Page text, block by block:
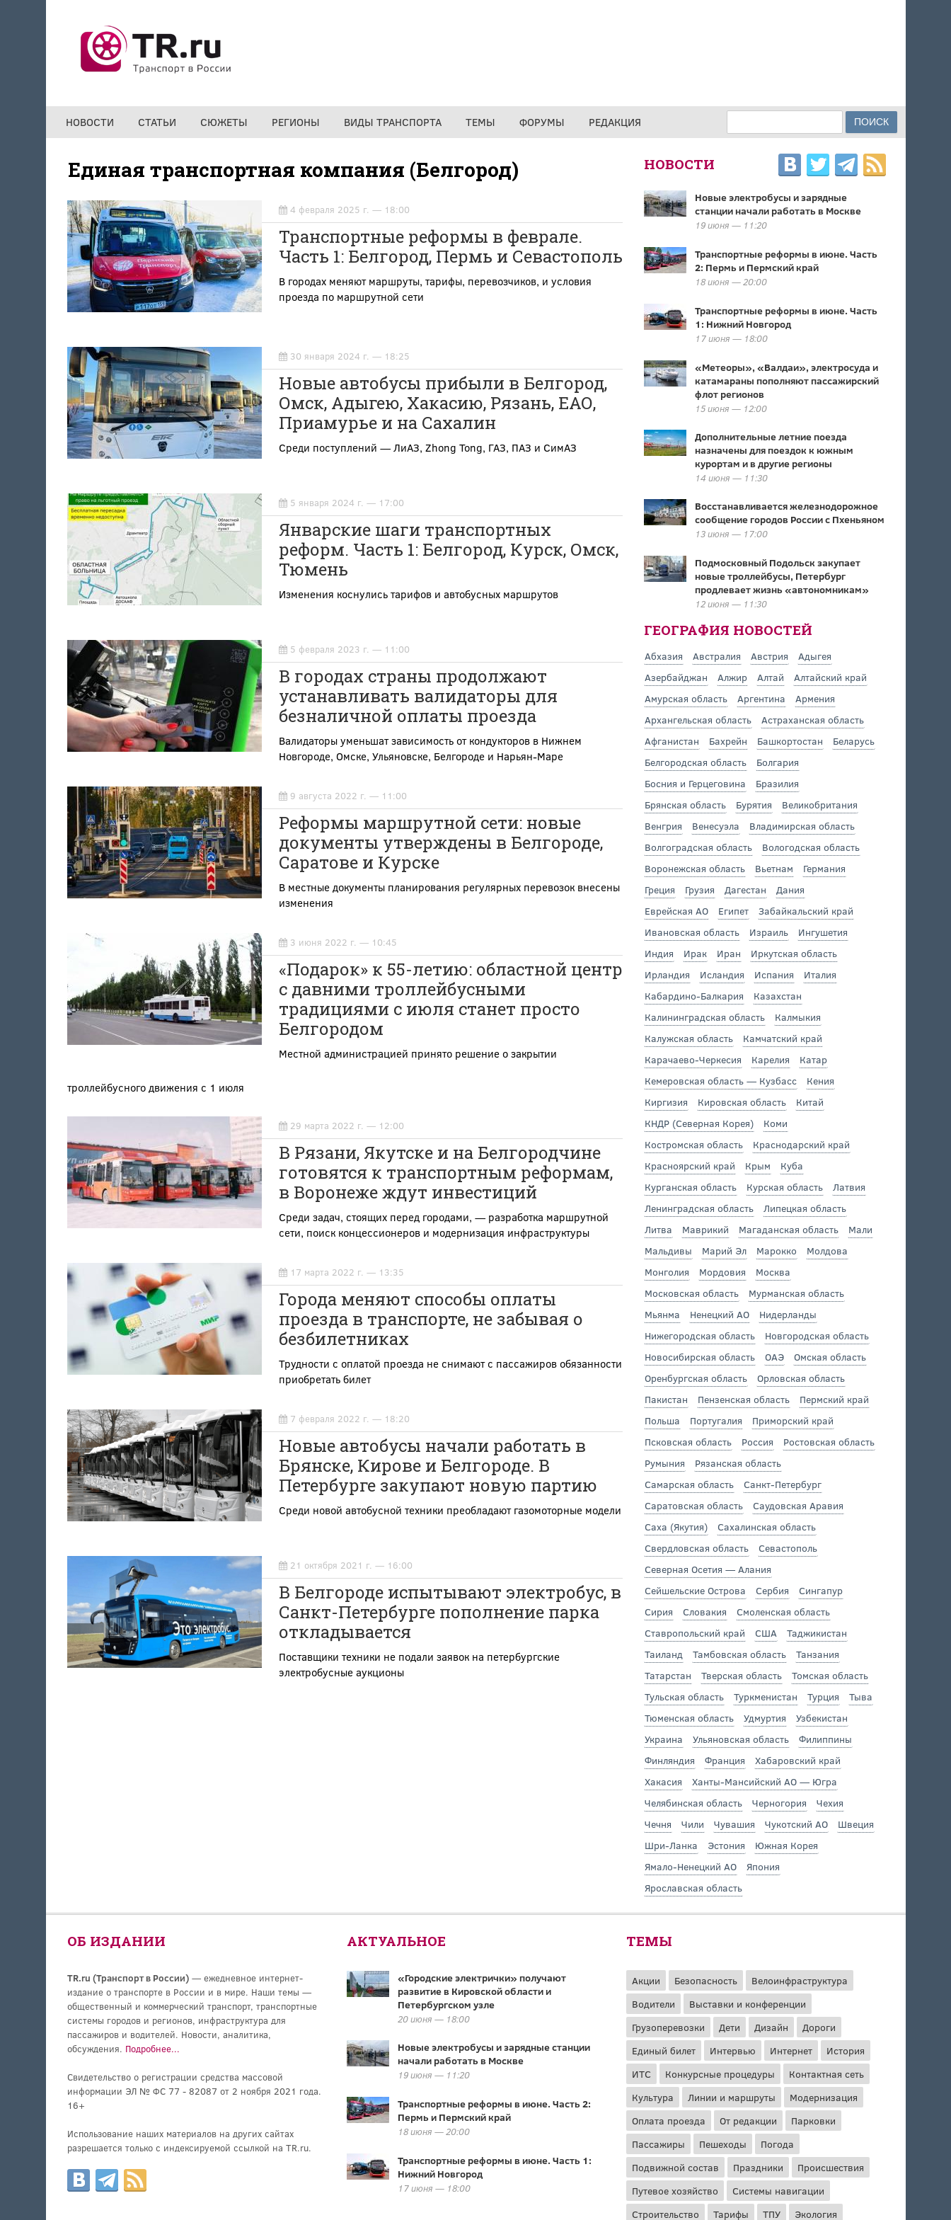
НОВОСТИ СТАТЬИ СЮЖЕТЫ РЕГИОНЫ ВИДЫ ТРАНСПОРТА ТЕМЫ ФОРУМЫ РЕДАКЦИЯ ФОРМА ПОИСКА
Единая транспортная компания (Белгород)
4 февраля 2025 г. — 18:00
Транспортные реформы в феврале.
Часть 1: Белгород, Пермь и Севастополь
В городах меняют маршруты, тарифы, перевозчиков, и условия
проезда по маршрутной сети
30 января 2024 г. — 18:25
Новые автобусы прибыли в Белгород,
Омск, Адыгею, Хакасию, Рязань, ЕАО,
Приамурье и на Сахалин
Среди поступлений — ЛиАЗ, Zhong Tong, ГАЗ, ПАЗ и СимАЗ
5 января 2024 г. — 17:00
Январские шаги транспортных
реформ. Часть 1: Белгород, Курск, Омск,
Тюмень
Изменения коснулись тарифов и автобусных маршрутов
5 февраля 2023 г. — 11:00
В городах страны продолжают
устанавливать валидаторы для
безналичной оплаты проезда
Валидаторы уменьшат зависимость от кондукторов в Нижнем
Новгороде, Омске, Ульяновске, Белгороде и Нарьян-Маре
9 августа 2022 г. — 11:00
Реформы маршрутной сети: новые
документы утверждены в Белгороде,
Саратове и Курске
В местные документы планирования регулярных перевозок внесены
изменения
3 июня 2022 г. — 10:45
«Подарок» к 55-летию: областной центр
с давними троллейбусными
традициями с июля станет просто
Белгородом
Местной администрацией принято решение о закрытии
троллейбусного движения с 1 июля
29 марта 2022 г. — 12:00
В Рязани, Якутске и на Белгородчине
готовятся к транспортным реформам,
в Воронеже ждут инвестиций
Среди задач, стоящих перед городами, — разработка маршрутной
сети, поиск концессионеров и модернизация инфраструктуры
17 марта 2022 г. — 13:35
Города меняют способы оплаты
проезда в транспорте, не забывая о
безбилетниках
Трудности с оплатой проезда не снимают с пассажиров обязанности
приобретать билет
7 февраля 2022 г. — 18:20
Новые автобусы начали работать в
Брянске, Кирове и Белгороде. В
Петербурге закупают новую партию
Среди новой автобусной техники преобладают газомоторные модели
21 октября 2021 г. — 16:00
В Белгороде испытывают электробус, в
Санкт-Петербурге пополнение парка
откладывается
Поставщики техники не подали заявок на петербургские
электробусные аукционы
НОВОСТИ
Новые электробусы и зарядные
станции начали работать в Москве
19 июня — 11:20
Транспортные реформы в июне. Часть
2: Пермь и Пермский край
18 июня — 20:00
Транспортные реформы в июне. Часть
1: Нижний Новгород
17 июня — 18:00
«Метеоры», «Валдаи», электросуда и
катамараны пополняют пассажирский
флот регионов
15 июня — 12:00
Дополнительные летние поезда
назначены для поездок к южным
курортам и в другие регионы
14 июня — 11:30
Восстанавливается железнодорожное
сообщение городов России с Пхеньяном
13 июня — 17:00
Подмосковный Подольск закупает
новые троллейбусы, Петербург
продлевает жизнь «автономникам»
12 июня — 11:30
ГЕОГРАФИЯ НОВОСТЕЙ
Абхазия Австралия Австрия
Адыгея
Азербайджан
Алжир Алтай
Алтайский край
Амурская область
Аргентина
Армения
Архангельская область
Астраханская область
Афганистан
Бахрейн Башкортостан
Беларусь
Белгородская область
Болгария
Босния и Герцеговина
Бразилия
Брянская область
Бурятия
Великобритания
Венгрия
Венесуэла
Владимирская область
Волгоградская область
Вологодская область
Воронежская область
Вьетнам
Германия
Греция
Грузия Дагестан
Дания
Еврейская АО
Египет
Забайкальский край
Ивановская область
Израиль
Ингушетия
Индия
Ирак Иран
Иркутская область
Ирландия
Исландия Испания
Италия
Кабардино-Балкария
Казахстан
Калининградская область
Калмыкия
Калужская область
Камчатский край
Карачаево-Черкесия
Карелия
Катар
Кемеровская область — Кузбасс
Кения
Киргизия
Кировская область
Китай
КНДР (Северная Корея)
Коми
Костромская область
Краснодарский край
Красноярский край
Крым
Куба
Курганская область
Курская область
Латвия
Ленинградская область
Липецкая область
Литва
Маврикий Магаданская область
Мали
Мальдивы
Марий Эл Марокко
Молдова
Монголия
Мордовия
Москва
Московская область
Мурманская область
Мьянма
Ненецкий АО
Нидерланды
Нижегородская область
Новгородская область
Новосибирская область
ОАЭ
Омская область
Оренбургская область
Орловская область
Пакистан
Пензенская область
Пермский край
Польша
Португалия
Приморский край
Псковская область
Россия
Ростовская область
Румыния
Рязанская область
Самарская область
Санкт-Петербург
Саратовская область
Саудовская Аравия
Саха (Якутия)
Сахалинская область
Свердловская область
Севастополь
Северная Осетия — Алания
Сейшельские Острова
Сербия
Сингапур
Сирия
Словакия
Смоленская область
Ставропольский край
США
Таджикистан
Таиланд
Тамбовская область
Танзания
Татарстан
Тверская область
Томская область
Тульская область
Туркменистан Турция
Тыва
Тюменская область
Удмуртия
Узбекистан
Украина
Ульяновская область
Филиппины
Финляндия
Франция
Хабаровский край
Хакасия
Ханты-Мансийский АО — Югра
Челябинская область
Черногория
Чехия
Чечня
Чили Чувашия Чукотский АО
Швеция
Шри-Ланка
Эстония
Южная Корея
Ямало-Ненецкий АО
Япония
Ярославская область
ОБ ИЗДАНИИ
TR.ru (Транспорт в России)— ежедневное интернет-
издание о транспорте в России и в мире. Наши темы —
общественный и коммерческий транспорт, транспортные
системы городов и регионов, инфраструктура для
пассажиров и водителей. Новости, аналитика,
обсуждения. Подробнее...
Свидетельство о регистрации средства массовой
информации ЭЛ № ФС 77 - 82087 от 2 ноября 2021 года.
16+
Использование наших материалов на других сайтах
разрешается только с индексируемой ссылкой на TR.ru.
АКТУАЛЬНОЕ
«Городские электрички» получают
развитие в Кировской области и
Петербургском узле
20 июня — 18:00
Новые электробусы и зарядные станции
начали работать в Москве
19 июня — 11:20
Транспортные реформы в июне. Часть 2:
Пермь и Пермский край
18 июня — 20:00
Транспортные реформы в июне. Часть 1:
Нижний Новгород
17 июня — 18:00
ТЕМЫ
Акции Безопасность
Велоинфраструктура
Водители
Выставки и конференции
Грузоперевозки
Дети Дизайн
Дороги
Единый билет
Интервью Интернет
История
ИТС
Конкурсные процедуры
Контактная сеть
Культура
Линии и маршруты
Модернизация
Оплата проезда
От редакции
Парковки
Пассажиры
Пешеходы
Погода
Подвижной состав
Праздники
Происшествия
Путевое хозяйство
Системы навигации
Строительство
Тарифы ТПУ Экология